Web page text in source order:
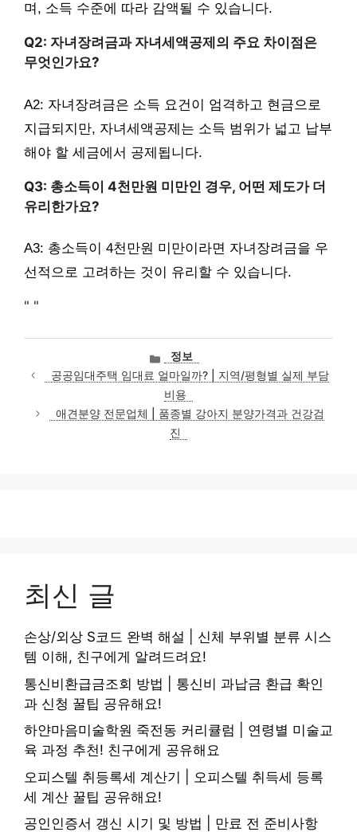
며, 소득 수준에 따라 감액될 수 있습니다.
Q2: 자녀장려금과 자녀세액공제의 주요 차이점은
무엇인가요?
A2: 자녀장려금은 소득 요건이 엄격하고 현금으로
지급되지만, 자녀세액공제는 소득 범위가 넓고 납부
해야 할 세금에서 공제됩니다.
Q3: 총소득이 4천만원 미만인 경우, 어떤 제도가 더
유리한가요?
A3: 총소득이 4천만원 미만이라면 자녀장려금을 우
선적으로 고려하는 것이 유리할 수 있습니다.
" "
카
테
고
리
정보
공공임대주택 임대료 얼마일까? | 지역/평형별 실제 부담
비용
애견분양 전문업체 | 품종별 강아지 분양가격과 건강검
진
최신 글
손상/외상 S코드 완벽 해설 | 신체 부위별 분류 시스
템 이해, 친구에게 알려드려요!
통신비환급금조회 방법 | 통신비 과납금 환급 확인
과 신청 꿀팁 공유해요!
하얀마음미술학원 죽전동 커리큘럼 | 연령별 미술교
육 과정 추천! 친구에게 공유해요
오피스텔 취등록세 계산기 | 오피스텔 취득세 등록
세 계산 꿀팁 공유해요!
공인인증서 갱신 시기 및 방법 | 만료 전 준비사항